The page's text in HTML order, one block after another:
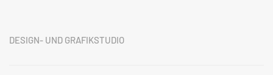
DESIGN- UND GRAFIKSTUDIO